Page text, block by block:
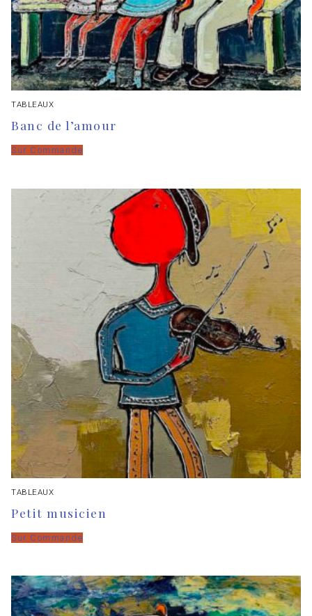
TABLEAUX
Banc de l’amour
Sur Commande
TABLEAUX
Petit musicien
Sur Commande